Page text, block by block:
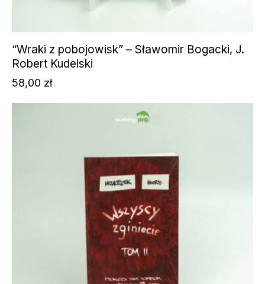
“Wraki z pobojowisk” – Sławomir Bogacki, J.
Robert Kudelski
58,00 zł